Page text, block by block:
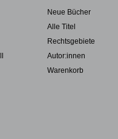
Neue Bücher
Alle Titel
Rechtsgebiete
Autor:innen
Warenkorb